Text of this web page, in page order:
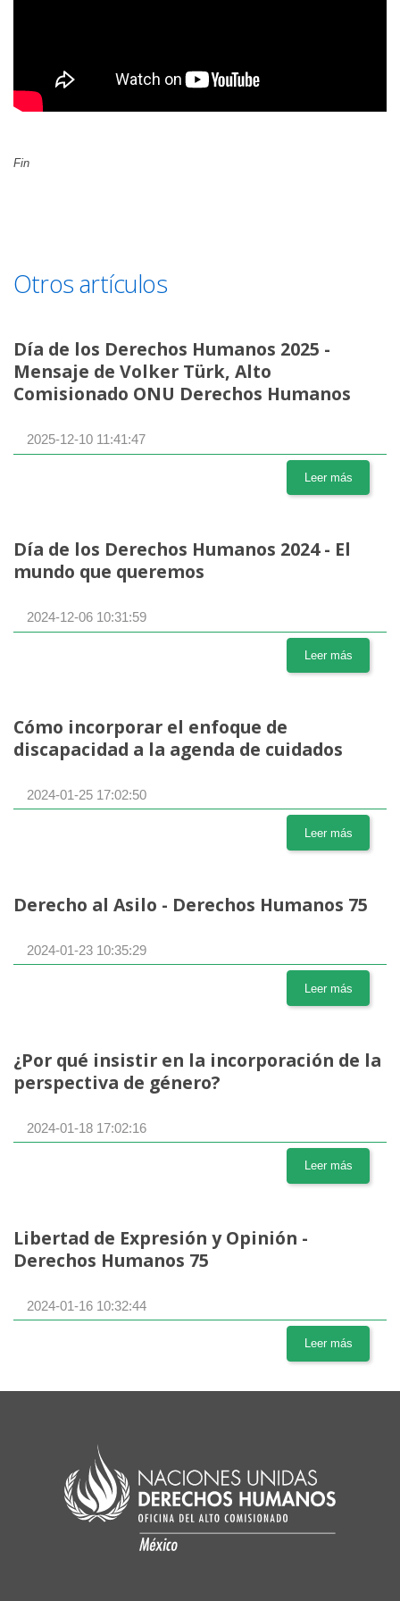
Fin
Otros artículos
Día de los Derechos Humanos 2025 -
Mensaje de Volker Türk, Alto
Comisionado ONU Derechos Humanos
2025-12-10 11:41:47
Leer más
Día de los Derechos Humanos 2024 - El
mundo que queremos
2024-12-06 10:31:59
Leer más
Cómo incorporar el enfoque de
discapacidad a la agenda de cuidados
2024-01-25 17:02:50
Leer más
Derecho al Asilo - Derechos Humanos 75
2024-01-23 10:35:29
Leer más
¿Por qué insistir en la incorporación de la
perspectiva de género?
2024-01-18 17:02:16
Leer más
Libertad de Expresión y Opinión -
Derechos Humanos 75
2024-01-16 10:32:44
Leer más